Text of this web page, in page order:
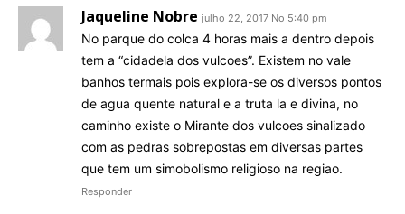
Jaqueline Nobre julho 22, 2017 No 5:40 pm
No parque do colca 4 horas mais a dentro depois
tem a “cidadela dos vulcoes”. Existem no vale
banhos termais pois explora-se os diversos pontos
de agua quente natural e a truta la e divina, no
caminho existe o Mirante dos vulcoes sinalizado
com as pedras sobrepostas em diversas partes
que tem um simobolismo religioso na regiao.
Responder